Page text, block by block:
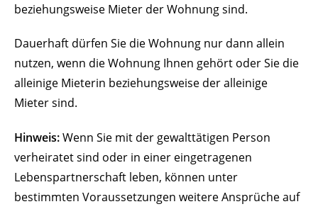
beziehungsweise Mieter der Wohnung sind.
Dauerhaft dürfen Sie die Wohnung nur dann allein
nutzen, wenn die Wohnung Ihnen gehört oder Sie die
alleinige Mieterin beziehungsweise der alleinige
Mieter sind.
Hinweis:Wenn Sie mit der gewalttätigen Person
verheiratet sind oder in einer eingetragenen
Lebenspartnerschaft leben, können unter
bestimmten Voraussetzungen weitere Ansprüche auf